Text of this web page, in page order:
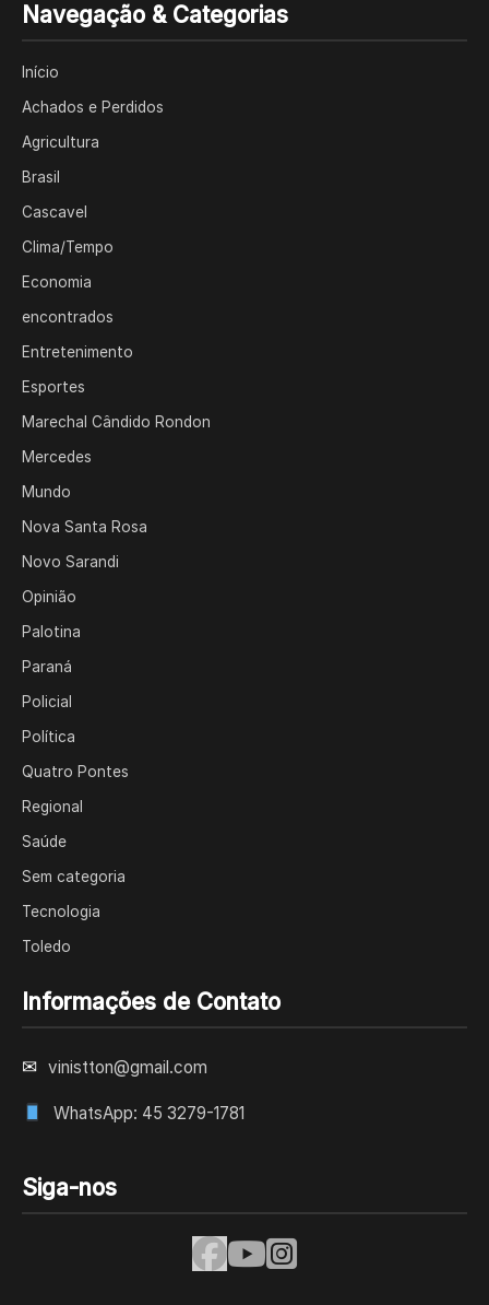
Navegação & Categorias
Início
Achados e Perdidos
Agricultura
Brasil
Cascavel
Clima/Tempo
Economia
encontrados
Entretenimento
Esportes
Marechal Cândido Rondon
Mercedes
Mundo
Nova Santa Rosa
Novo Sarandi
Opinião
Palotina
Paraná
Policial
Política
Quatro Pontes
Regional
Saúde
Sem categoria
Tecnologia
Toledo
Informações de Contato
✉ vinistton@gmail.com
WhatsApp: 45 3279-1781
Siga-nos